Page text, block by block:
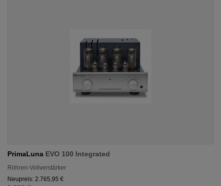
PrimaLuna EVO 100 Integrated
Röhren-Vollverstärker
Neupreis: 2.765,95 €